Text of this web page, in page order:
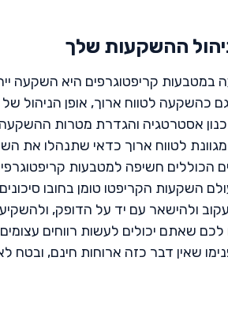
ההשקעות שלך
במטבעות קריפטוגרפים היא השקעה
כהשקעה לטווח ארוך, אופן הניהול
אסטרטגיה והגדרת מטרות
לטווח ארוך כדאי שתנהלו את
הכוללים חשיפה למטבעות
השקעות הקריפטו טומן בחובו
ולהישאר עם יד על הדופק,
שאתם יכולים לעשות רווחים
שאין דבר כזה ארוחות חינם, ובטח